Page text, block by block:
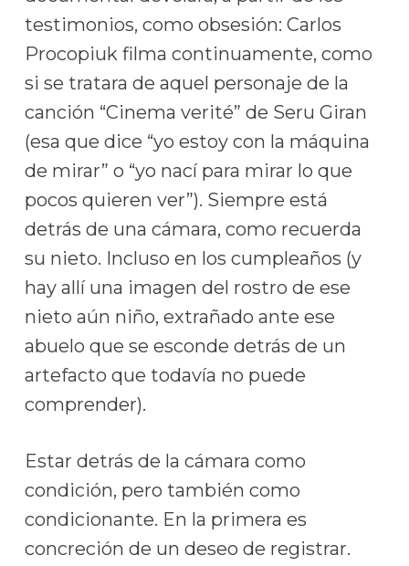
testimonios, como obsesión: Carlos
Procopiuk filma continuamente, como
si se tratara de aquel personaje de la
canción “Cinema verité” de Seru Giran
(esa que dice “yo estoy con la máquina
de mirar” o “yo nací para mirar lo que
pocos quieren ver”). Siempre está
detrás de una cámara, como recuerda
su nieto. Incluso en los cumpleaños (y
hay allí una imagen del rostro de ese
nieto aún niño, extrañado ante ese
abuelo que se esconde detrás de un
artefacto que todavía no puede
comprender).
Estar detrás de la cámara como
condición, pero también como
condicionante. En la primera es
concreción de un deseo de registrar.